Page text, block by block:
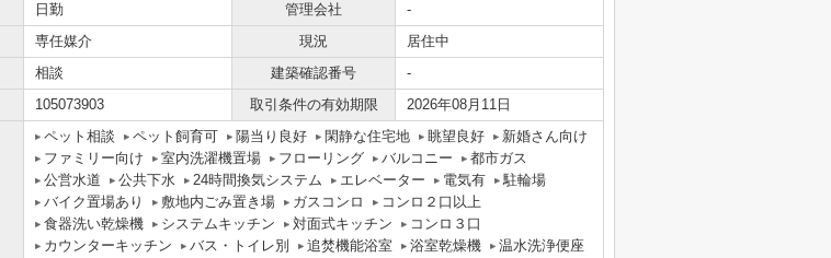
日勤 管理会社
-
専任媒介 現況
居住中
相談 建築確認番号
-
105073903 取引条件の有効期限 2026年08月11日
ペット相談 ペット飼育可 陽当り良好 閑静な住宅地 眺望良好
新婚さん向け
ファミリー向け
室内洗濯機置場 フローリング バルコニー
都市ガス
公営水道
公共下水 24時間換気システム エレベーター 電気有
駐輪場
バイク置場あり
敷地内ごみ置き場 ガスコンロ
コンロ２口以上
食器洗い乾燥機
システムキッチン 対面式キッチン
コンロ３口
カウンターキッチン
バス・トイレ別 追焚機能浴室 浴室乾燥機
温水洗浄便座